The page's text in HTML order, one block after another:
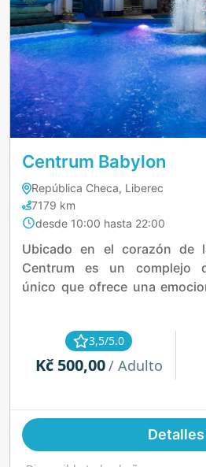
Centrum Babylon
República Checa, Liberec
7179 km
desde 10:00 hasta 22:00
Ubicado en el corazón de
Centrum es un complejo
único que ofrece una
bienestar y actividades
Desde toboganes
ríos lentos, el parque
escapada llena de
bienestar te invita a relajarte
tratamientos
3,5/5.0
Kč 500,00/ Adulto
Detalles